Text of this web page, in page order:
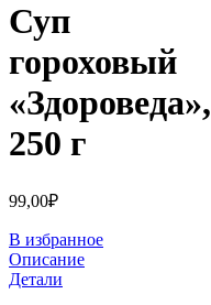
Суп
гороховый
«Здороведа»,
250 г
99,00₽
В избранное
Описание
Детали